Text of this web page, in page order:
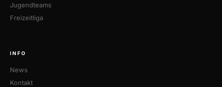
Jugendteams
Freizeitliga
INFO
News
Kontakt